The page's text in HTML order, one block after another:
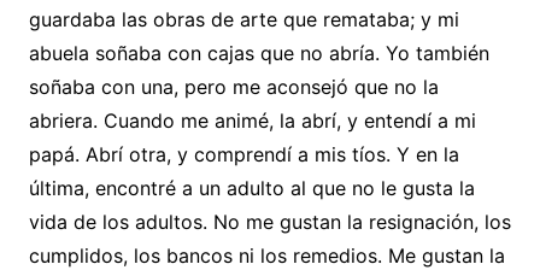
guardaba las obras de arte que remataba; y mi
abuela soñaba con cajas que no abría. Yo también
soñaba con una, pero me aconsejó que no la
abriera. Cuando me animé, la abrí, y entendí a mi
papá. Abrí otra, y comprendí a mis tíos. Y en la
última, encontré a un adulto al que no le gusta la
vida de los adultos. No me gustan la resignación, los
cumplidos, los bancos ni los remedios. Me gustan la